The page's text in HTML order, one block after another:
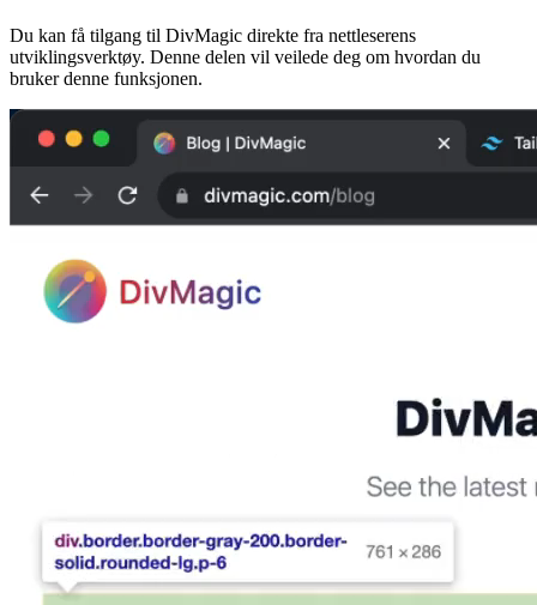
Du kan få tilgang til DivMagic direkte fra nettleserens
utviklingsverktøy. Denne delen vil veilede deg om hvordan du
bruker denne funksjonen.